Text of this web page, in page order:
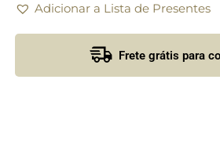
Adicionar a Lista de Presentes
Frete grátis para